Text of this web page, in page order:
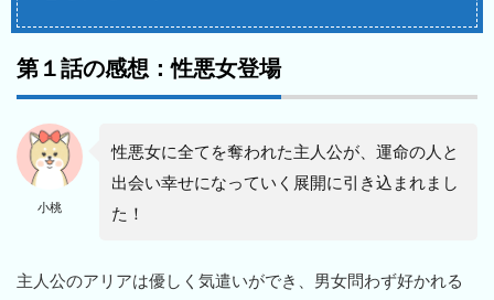
第１話の感想：性悪女登場
小桃
性悪女に全てを奪われた主人公が、運命の人と
出会い幸せになっていく展開に引き込まれまし
た！
主人公のアリアは優しく気遣いができ、男女問わず好かれる